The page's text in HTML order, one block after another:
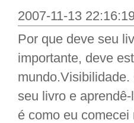
2007-11-13
Por que deve seu
importante, deve
seu livro e
é como eu